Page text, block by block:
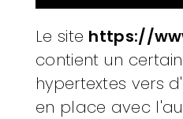
Le site https://
contient un
hypertextes vers
en place avec